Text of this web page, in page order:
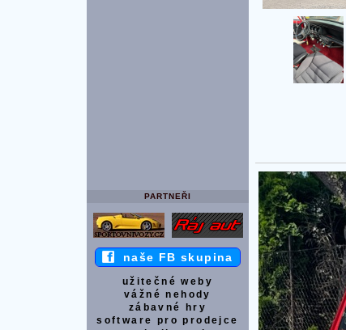
PARTNEŘI
naše FB skupina
užitečné weby
vážné nehody
zábavné hry
software pro prodejce